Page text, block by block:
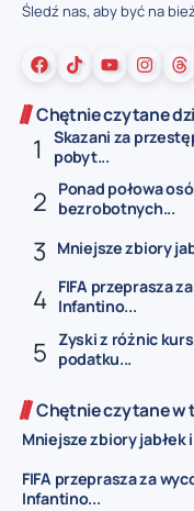
Śledź nas, aby być na
Chętnie czytane
Skazani za
pobyt...
Ponad połowa
bezrobotnych...
Mniejsze zbiory
FIFA przeprasza
Infantino...
Zyski z różnic
podatku...
Chętnie czytane w
Mniejsze zbiory jabłek
FIFA przeprasza za
Infantino...